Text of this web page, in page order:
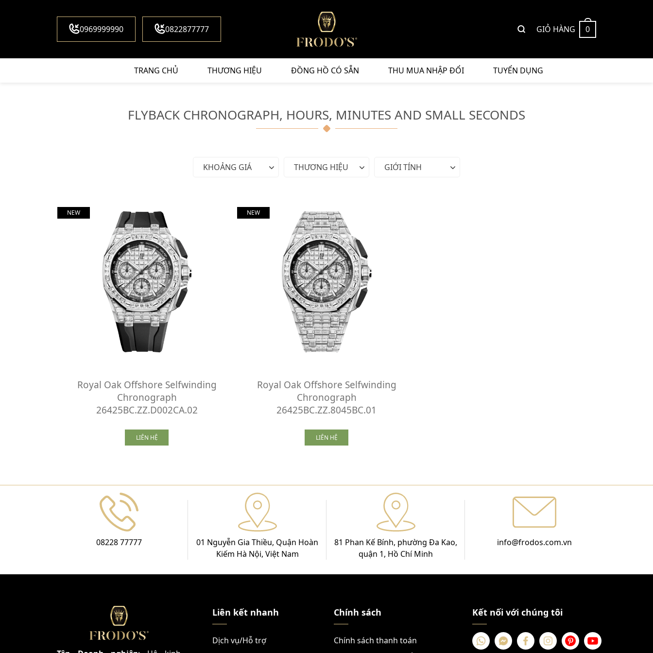
0969999990 0822877777 GIỎ HÀNG 0
TRANG CHỦ THƯƠNG HIỆU ĐỒNG HỒ CÓ SẴN THU MUA NHẬP ĐỔI TUYỂN DỤNG
FLYBACK CHRONOGRAPH, HOURS, MINUTES AND SMALL SECONDS
KHOẢNG GIÁ THƯƠNG HIỆU GIỚI TÍNH
NEW
Royal Oak Offshore Selfwinding
Chronograph
26425BC.ZZ.D002CA.02
LIÊN HỆ
NEW
Royal Oak Offshore Selfwinding
Chronograph
26425BC.ZZ.8045BC.01
LIÊN HỆ
08228 77777
01 Nguyễn Gia Thiều, Quận Hoàn
Kiếm Hà Nội, Việt Nam
81 Phan Kế Bính, phường Đa Kao,
quận 1, Hồ Chí Minh
info@frodos.com.vn
Liên kết nhanh
Dịch vụ/Hỗ trợ
Chính sách
Chính sách thanh toán
Kết nối với chúng tôi